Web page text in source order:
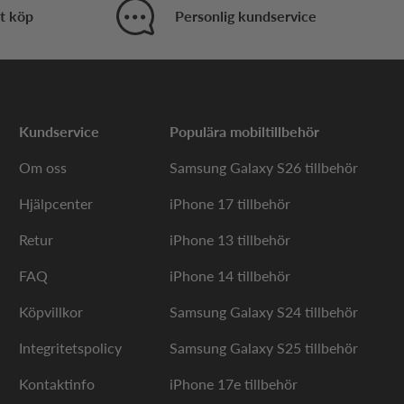
A10e, som har något annorlunda format och
Använder du skal eller fodral bör du välja ett
minskat reflexbrus med matt yta,
Galaxy A10 ha?
i telefonen.
hålls bakteriefri vid normal användning.
köp Personlig kundservice
Kundservice
Om oss
Hjälpcenter
Retur
FAQ
Köpvillkor
Integritetspolicy
Kontaktinfo
Populära mobiltillbehör
Samsung Galaxy S26 tillbehör
iPhone 17 tillbehör
iPhone 13 tillbehör
iPhone 14 tillbehör
Samsung Galaxy S24 tillbehör
Samsung Galaxy S25 tillbehör
iPhone 17e tillbehör